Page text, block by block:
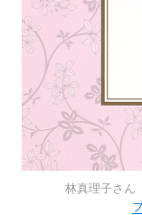
林真理子さん